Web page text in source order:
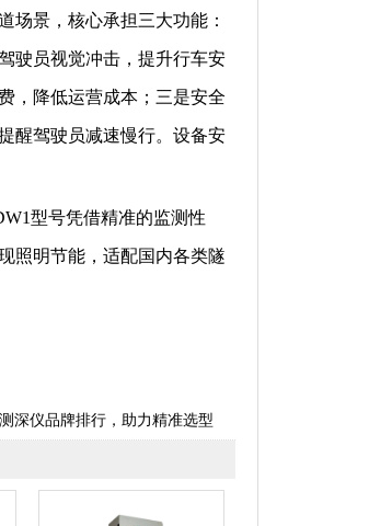
场景，核心承担三大功能：
驶员视觉冲击，提升行车安
，降低运营成本；三是安全
醒驾驶员减速慢行。设备安
型号凭借精准的监测性
照明节能，适配国内各类隧
深仪品牌排行，助力精准选型